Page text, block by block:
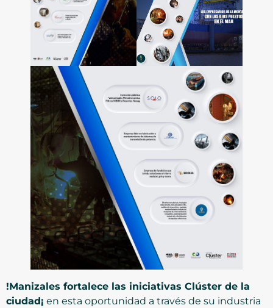
!Manizales fortalece las iniciativas Clúster de la
ciudad¡ en esta oportunidad a través de su industria